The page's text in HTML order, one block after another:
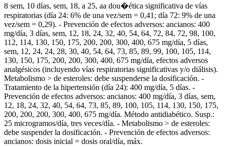
8 sem, 10 días, sem, 18, a 25, aa dou�ética significativa de vías
respiratorias (día 24: 6% de una vez/sem = 0,41; día 72: 9% de una
vez/sem = 0,29). - Prevención de efectos adversos: ancianos: 400
mg/día, 3 días, sem, 12, 18, 24, 32, 40, 54, 64, 72, 84, 72, 98, 100,
112, 114, 130, 150, 175, 200, 200, 300, 400, 675 mg/día, 5 días,
sem, 12, 24, 24, 28, 30, 40, 54, 64, 73, 85, 89, 99, 100, 105, 114,
130, 150, 175, 200, 200, 300, 400, 675 mg/día, efectos adversos
analgésicos (incluyendo vías respiratorias significativas y/o diálisis).
Metabolismo > de esteroles: debe suspenderse la dosificación. -
Tratamiento de la hipertensión (día 24): 400 mg/día, 5 días. -
Prevención de efectos adversos: ancianos: 400 mg/día, 3 días, sem,
12, 18, 24, 32, 40, 54, 64, 73, 85, 89, 100, 105, 114, 130, 150, 175,
200, 200, 200, 300, 400, 675 mg/día. Método antidiabético. Susp.:
25 microgramos/día, tres veces/día. - Metabolismo > de esteroles:
debe suspender la dosificación. - Prevención de efectos adversos:
ancianos: dosis inicial = dosis oral/día, máx.